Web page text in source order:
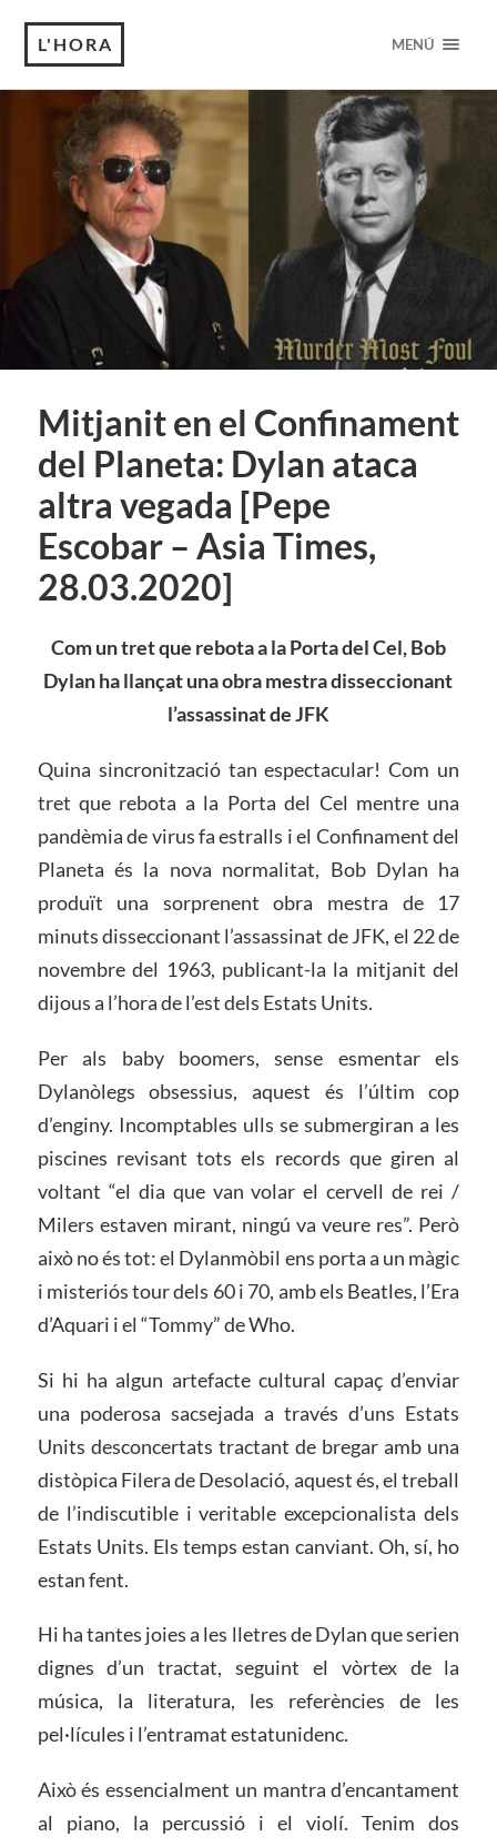
L'HORA MENÚ
Mitjanit en el Confinament
del Planeta: Dylan ataca
altra vegada [Pepe
Escobar – Asia Times,
28.03.2020]
Com untretque rebota a la Porta del Cel, Bob
Dylan ha llançat una obra mestra disseccionant
l’assassinat de JFK
Quina sincronització tan espectacular! Com un
tret que rebota a la Porta del Cel mentre una
pandèmia de virus fa estralls i el Confinament del
Planeta és la nova normalitat, Bob Dylan ha
produït una sorprenent obra mestra de 17
minuts disseccionant l’assassinat de JFK, el 22 de
novembre del 1963, publicant-la la mitjanit del
dijous a l’hora de l’est dels Estats Units.
Per als baby boomers, sense esmentar els
Dylanòlegs obsessius, aquest és l’últim cop
d’enginy. Incomptables ulls se submergiran a les
piscines revisant tots els records que giren al
voltant “el dia que van volar el cervell de rei /
Milers estaven mirant, ningú va veure res”. Però
això no és tot: el Dylanmòbil ens porta a un màgic
i misteriós tour dels 60 i 70, amb els Beatles, l’Era
d’Aquari i el “Tommy” de Who.
Si hi ha algun artefacte cultural capaç d’enviar
una poderosa sacsejada a través d’uns Estats
Units desconcertats tractant de bregar amb una
distòpica Filera de Desolació, aquest és, el treball
de l’indiscutible i veritable excepcionalista dels
Estats Units. Els temps estan canviant. Oh, sí, ho
estan fent.
Hi ha tantes joies a les lletres de Dylan que serien
dignes d’un tractat, seguint el vòrtex de la
música, la literatura, les referències de les
pel·lícules i l’entramat estatunidenc.
Això és essencialment un mantra d’encantament
al piano, la percussió i el violí. Tenim dos